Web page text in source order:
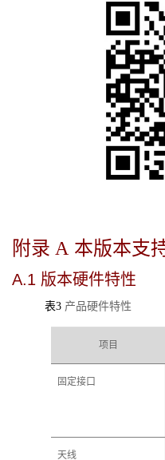
附录 A 本版本支
A.1 版本硬件特性
表3 产品硬件特性
项目
固定接口
天线